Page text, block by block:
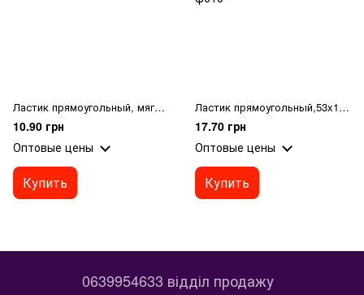
Ластик прямоугольный, мягкий пластик, белая
10.90 грн
Оптовые цены
Купить
Ластик прямоугольный,53x16x12 мм, мягкий пластик, ассорти цветов
17.70 грн
Оптовые цены
Купить
0639954633 відділ продажу